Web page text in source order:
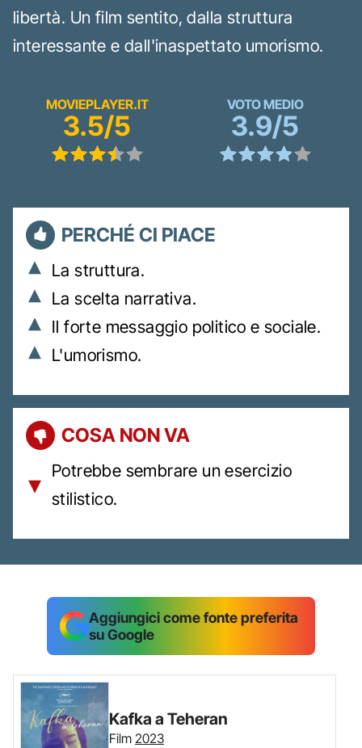
libertà. Un film sentito, dalla struttura
interessante e dall'inaspettato umorismo.
MOVIEPLAYER.IT
3.5/5
VOTO MEDIO
3.9/5
PERCHÉ CI PIACE
La struttura.
La scelta narrativa.
Il forte messaggio politico e sociale.
L'umorismo.
COSA NON VA
Potrebbe sembrare un esercizio
stilistico.
Aggiungici come fonte preferita
su Google
Kafka a Teheran
Film 2023